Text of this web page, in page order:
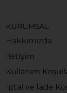
KURUMSAL
Hakkımızda
İletişim
Kullanım
İptal ve İade